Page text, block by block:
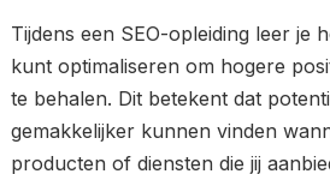
Tijdens een SEO-opleiding leer je
kunt optimaliseren om hogere
te behalen. Dit betekent dat
gemakkelijker kunnen vinden
producten of diensten die jij